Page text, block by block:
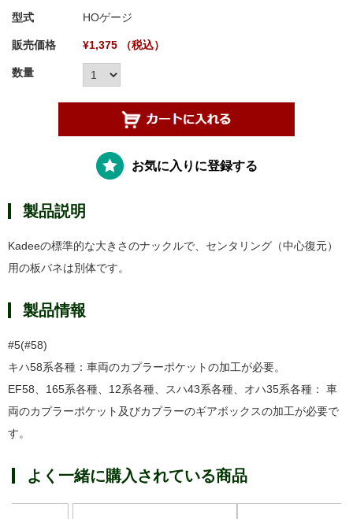
型式 HOゲージ
販売価格 ¥1,375 （税込）
数量
お気に入りに登録する
製品説明
Kadeeの標準的な大きさのナックルで、センタリング（中心復元）
用の板バネは別体です。
製品情報
#5(#58)
キハ58系各種：車両のカプラーポケットの加工が必要。
EF58、165系各種、12系各種、スハ43系各種、オハ35系各種： 車
両のカプラーポケット及びカプラーのギアボックスの加工が必要で
す。
よく一緒に購入されている商品